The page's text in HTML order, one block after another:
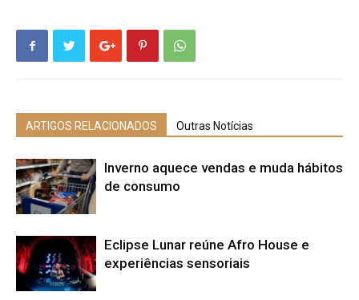
ARTIGOS RELACIONADOS Outras Notícias
Inverno aquece vendas e muda hábitos
de consumo
Eclipse Lunar reúne Afro House e
experiências sensoriais